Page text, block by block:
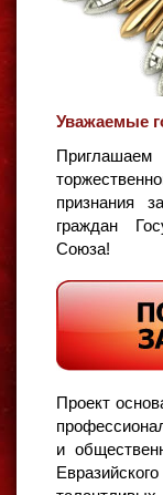
Уважаемые
признания
граждан
Союза!
Проект
и